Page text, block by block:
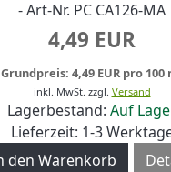
- Art-Nr. PC CA126-MA
4,49 EUR
Grundpreis: 4,49 EUR pro 100
inkl. MwSt. zzgl. Versand
Lagerbestand: Auf
Lieferzeit: 1-3